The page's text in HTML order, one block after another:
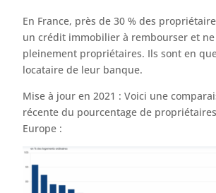
En France, près de 30 % des
un crédit immobilier à rembourser et
pleinement propriétaires. Ils sont en
locataire de leur banque.
Mise à jour en 2021 : Voici une
récente du pourcentage de
Europe :